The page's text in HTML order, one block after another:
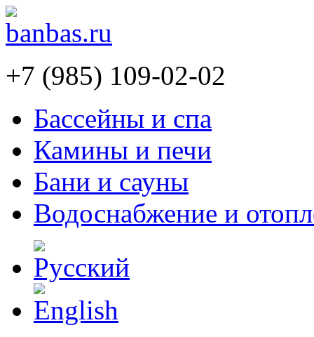
+7 (985) 109-02-02
Бассейны и спа
Камины и печи
Бани и сауны
Водоснабжение и